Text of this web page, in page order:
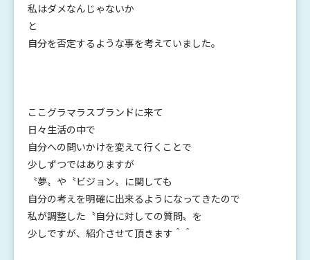
私はダメなんじゃないか
と
自分を否定するような事を考えていました。
ここグラマラスブランドに来て
日々生活の中で
自分への問いかけを変えて行くことで
少しずつではありますが
〝夢〟や〝ビジョン〟に関しても
自分の考えを明確に出来るようになってきたので
私が調整した〝自分に対しての質問〟を
少しですが、紹介させて頂きます＾＾